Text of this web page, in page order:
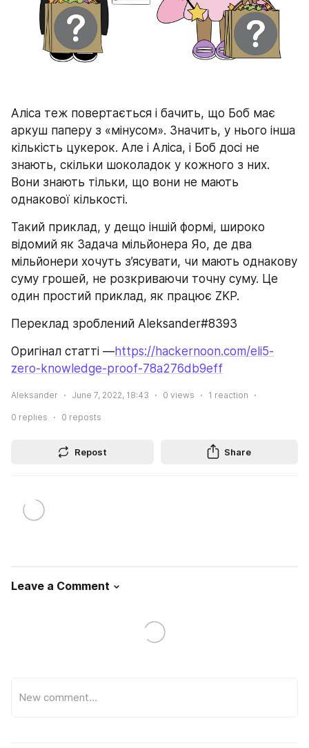
Аліса теж повертається і бачить, що Боб має
аркуш паперу з «мінусом». Значить, у нього інша
кількість цукерок. Але і Аліса, і Боб досі не
знають, скільки шоколадок у кожного з них.
Вони знають тільки, що вони не мають
однакової кількості.
Такий приклад, у дещо іншій формі, широко
відомий як Задача мільйонера Яо, де два
мільйонери хочуть з’ясувати, чи мають однакову
суму грошей, не розкриваючи точну суму. Це
один простий приклад, як працює ZKP.
Переклад зроблений Aleksander#8393
Оригінал статті —https://hackernoon.com/eli5-
zero-knowledge-proof-78a276db9eff
Aleksander June 7, 2022, 18:43 0 views 1 reaction
0 replies 0 reposts
Repost Share
Leave a Comment